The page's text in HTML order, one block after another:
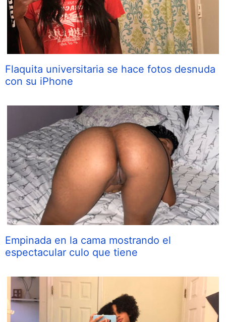
Flaquita universitaria se hace fotos desnuda
con su iPhone
Empinada en la cama mostrando el
espectacular culo que tiene